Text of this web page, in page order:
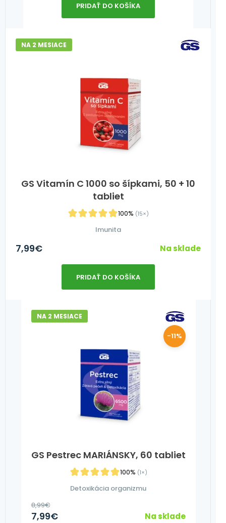
PRIDAŤ DO KOŠÍKA
GS Vitamín C 1000 so šípkami, 50 + 10
tabliet
100% (15×)
NA 2 MESIACE
Imunita
7,99€ Na sklade
PRIDAŤ DO KOŠÍKA
GS Pestrec MARIÁNSKY, 60 tabliet
100% (1×)
NA 2 MESIACE
Detoxikácia organizmu
-11%
8,99€
7,99€ Na sklade